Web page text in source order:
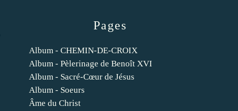
Pages
Album - CHEMIN-DE-CROIX
Album - Pèlerinage de Benoît XVI
Album - Sacré-Cœur de Jésus
Album - Soeurs
Âme du Christ